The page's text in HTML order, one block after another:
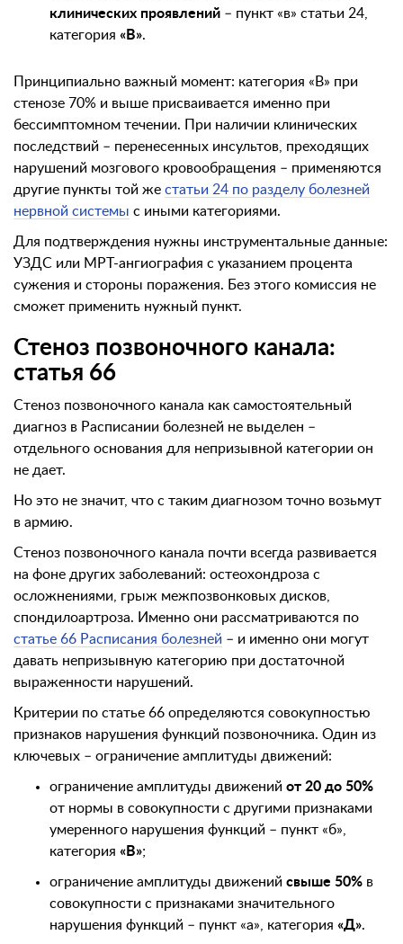
клинических проявлений – пункт «в» статьи 24,
категория «В».
Принципиально важный момент: категория «В» при
стенозе 70% и выше присваивается именно при
бессимптомном течении. При наличии клинических
последствий – перенесенных инсультов, преходящих
нарушений мозгового кровообращения – применяются
другие пункты той же статьи 24 по разделу болезней
нервной системы с иными категориями.
Для подтверждения нужны инструментальные данные:
УЗДС или МРТ-ангиография с указанием процента
сужения и стороны поражения. Без этого комиссия не
сможет применить нужный пункт.
Стеноз позвоночного канала:
статья 66
Стеноз позвоночного канала как самостоятельный
диагноз в Расписании болезней не выделен –
отдельного основания для непризывной категории он
не дает.
Но это не значит, что с таким диагнозом точно возьмут
в армию.
Стеноз позвоночного канала почти всегда развивается
на фоне других заболеваний: остеохондроза с
осложнениями, грыж межпозвонковых дисков,
спондилоартроза. Именно они рассматриваются по
статье 66 Расписания болезней – и именно они могут
давать непризывную категорию при достаточной
выраженности нарушений.
Критерии по статье 66 определяются совокупностью
признаков нарушения функций позвоночника. Один из
ключевых – ограничение амплитуды движений:
ограничение амплитуды движений от 20 до 50%
от нормы в совокупности с другими признаками
умеренного нарушения функций – пункт «б»,
категория «В»;
ограничение амплитуды движений свыше 50% в
совокупности с признаками значительного
нарушения функций – пункт «а», категория «Д».